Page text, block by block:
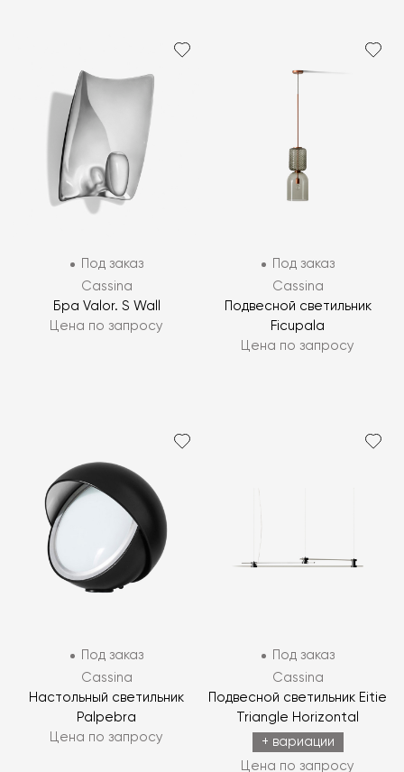
Под заказ
Cassina
Бра Valor. S Wall
Цена по запросу
Под заказ
Cassina
Подвесной светильник
Ficupala
Цена по запросу
Под заказ
Cassina
Настольный светильник
Palpebra
Цена по запросу
Под заказ
Cassina
Подвесной светильник Eitie
Triangle Horizontal
+ вариации
Цена по запросу